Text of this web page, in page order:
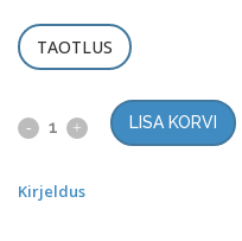
TAOTLUS
LISA KORVI
Kirjeldus